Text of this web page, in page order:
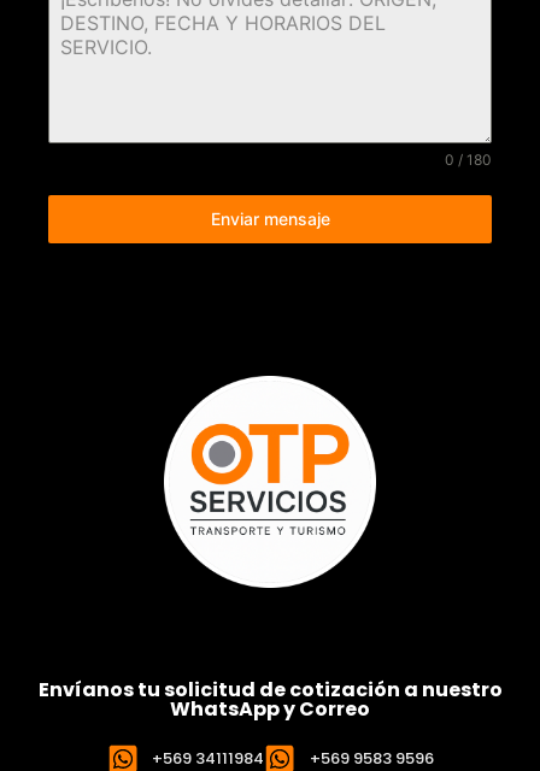
0 / 180
Enviar mensaje
Envíanos tu solicitud de cotización a nuestro
WhatsApp y Correo
+569 34111984 +569 9583 9596